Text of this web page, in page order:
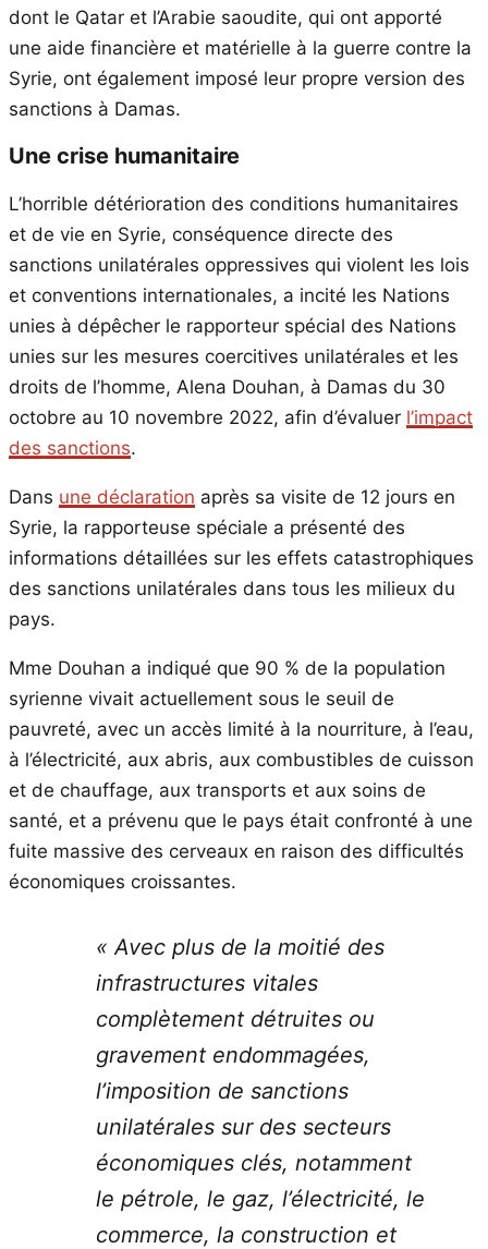
dont le Qatar et l’Arabie saoudite, qui ont apporté
une aide financière et matérielle à la guerre contre la
Syrie, ont également imposé leur propre version des
sanctions à Damas.
Une crise humanitaire
L’horrible détérioration des conditions humanitaires
et de vie en Syrie, conséquence directe des
sanctions unilatérales oppressives qui violent les lois
et conventions internationales, a incité les Nations
unies à dépêcher le rapporteur spécial des Nations
unies sur les mesures coercitives unilatérales et les
droits de l’homme, Alena Douhan, à Damas du 30
octobre au 10 novembre 2022, afin d’évaluer l’impact
des sanctions.
Dans une déclaration après sa visite de 12 jours en
Syrie, la rapporteuse spéciale a présenté des
informations détaillées sur les effets catastrophiques
des sanctions unilatérales dans tous les milieux du
pays.
Mme Douhan a indiqué que 90 % de la population
syrienne vivait actuellement sous le seuil de
pauvreté, avec un accès limité à la nourriture, à l’eau,
à l’électricité, aux abris, aux combustibles de cuisson
et de chauffage, aux transports et aux soins de
santé, et a prévenu que le pays était confronté à une
fuite massive des cerveaux en raison des difficultés
économiques croissantes.
« Avec plus de la moitié des
infrastructures vitales
complètement détruites ou
gravement endommagées,
l’imposition de sanctions
unilatérales sur des secteurs
économiques clés, notamment
le pétrole, le gaz, l’électricité, le
commerce, la construction et